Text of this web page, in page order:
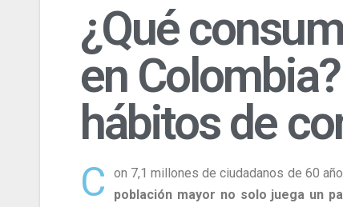
¿Qué
en
hábitos de
C on 7,1 millones de ciudadanos de 60
población mayor no solo juega un